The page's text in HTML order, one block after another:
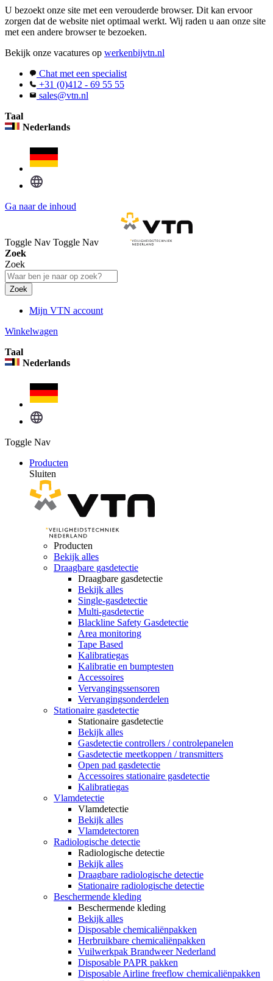
U bezoekt onze site met een verouderde browser. Dit kan ervoor
zorgen dat de website niet optimaal werkt. Wij raden u aan onze site
met een andere browser te bezoeken.
Bekijk onze vacatures op werkenbijvtn.nl
Chat met een specialist
+31 (0)412 - 69 55 55
sales@vtn.nl
Taal
Nederlands
Ga naar de inhoud
Toggle Nav Toggle Nav
Zoek
Zoek
Zoek
Mijn VTN account
Winkelwagen
Taal
Nederlands
Toggle Nav
Producten
Sluiten
Producten
Bekijk alles
Draagbare gasdetectie
Draagbare gasdetectie
Bekijk alles
Single-gasdetectie
Multi-gasdetectie
Blackline Safety Gasdetectie
Area monitoring
Tape Based
Kalibratiegas
Kalibratie en bumptesten
Accessoires
Vervangingssensoren
Vervangingsonderdelen
Stationaire gasdetectie
Stationaire gasdetectie
Bekijk alles
Gasdetectie controllers / controlepanelen
Gasdetectie meetkoppen / transmitters
Open pad gasdetectie
Accessoires stationaire gasdetectie
Kalibratiegas
Vlamdetectie
Vlamdetectie
Bekijk alles
Vlamdetectoren
Radiologische detectie
Radiologische detectie
Bekijk alles
Draagbare radiologische detectie
Stationaire radiologische detectie
Beschermende kleding
Beschermende kleding
Bekijk alles
Disposable chemicaliënpakken
Herbruikbare chemicaliënpakken
Vuilwerkpak Brandweer Nederland
Disposable PAPR pakken
Disposable Airline freeflow chemicaliënpakken